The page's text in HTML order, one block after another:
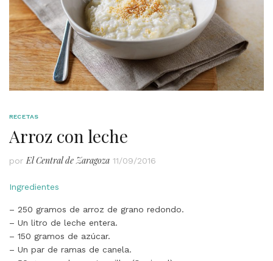
RECETAS
Arroz con leche
por El Central de Zaragoza 11/09/2016
Ingredientes
– 250 gramos de arroz de grano redondo.
– Un litro de leche entera.
– 150 gramos de azúcar.
– Un par de ramas de canela.